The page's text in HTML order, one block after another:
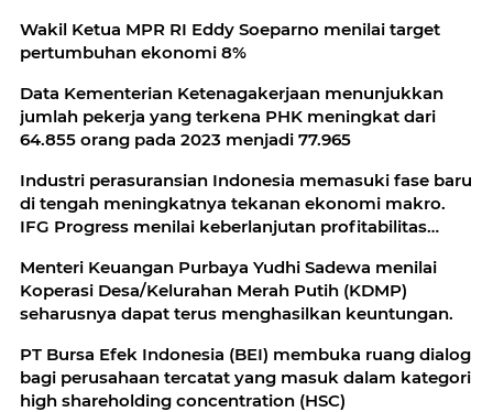
Wakil Ketua MPR RI Eddy Soeparno menilai target
pertumbuhan ekonomi 8%
Data Kementerian Ketenagakerjaan menunjukkan
jumlah pekerja yang terkena PHK meningkat dari
64.855 orang pada 2023 menjadi 77.965
Industri perasuransian Indonesia memasuki fase baru
di tengah meningkatnya tekanan ekonomi makro.
IFG Progress menilai keberlanjutan profitabilitas
Menteri Keuangan Purbaya Yudhi Sadewa menilai
Koperasi Desa/Kelurahan Merah Putih (KDMP)
seharusnya dapat terus menghasilkan keuntungan.
PT Bursa Efek Indonesia (BEI) membuka ruang dialog
bagi perusahaan tercatat yang masuk dalam kategori
high shareholding concentration (HSC)